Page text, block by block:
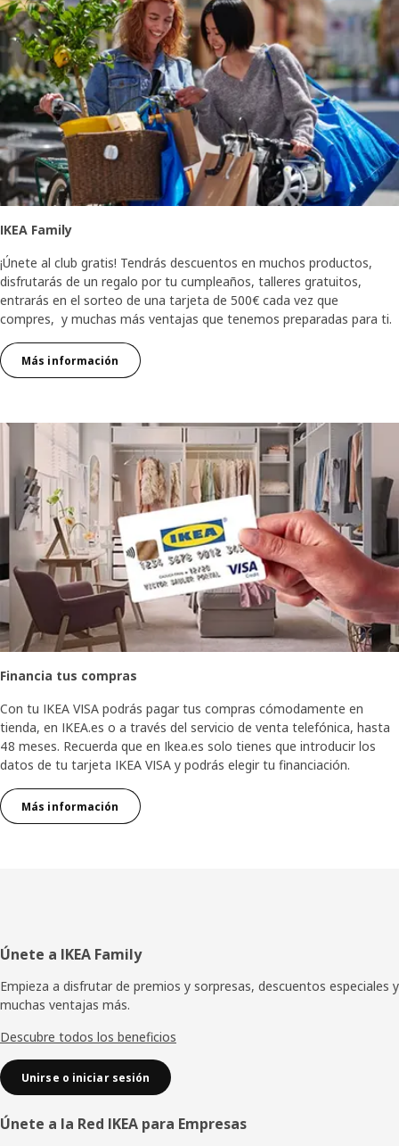
IKEA Family
¡Únete al club gratis! Tendrás descuentos en muchos productos,
disfrutarás de un regalo por tu cumpleaños, talleres gratuitos,
entrarás en el sorteo de una tarjeta de 500€ cada vez que
compres, y muchas más ventajas que tenemos preparadas para ti.
Más información
Financia tus compras
Con tu IKEA VISA podrás pagar tus compras cómodamente en
tienda, en IKEA.es o a través del servicio de venta telefónica, hasta
48 meses. Recuerda que en Ikea.es solo tienes que introducir los
datos de tu tarjeta IKEA VISA y podrás elegir tu financiación.
Más información
Pie
de
página
Únete a IKEA Family
Empieza a disfrutar de premios y sorpresas, descuentos especiales y
muchas ventajas más.
Descubre todos los beneficios
Unirse o iniciar sesión
Únete a la Red IKEA para Empresas